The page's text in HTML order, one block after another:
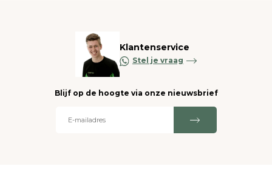
Klantenservice
Stel je vraag
Blijf op de hoogte via onze nieuwsbrief